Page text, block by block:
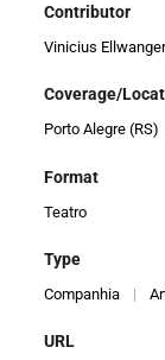
Contributor
Vinicius
Coverage/
Porto Alegre (RS)
Format
Teatro
Type
Companhia |
URL